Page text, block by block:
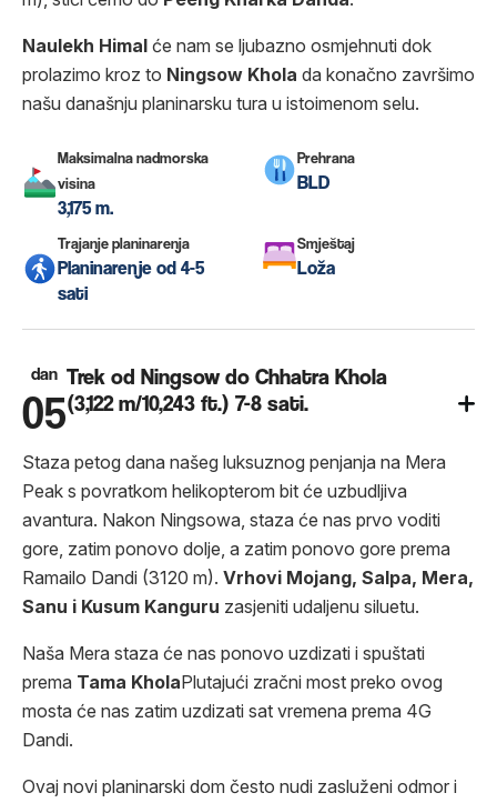
Naulekh Himal će nam se ljubazno osmjehnuti dok
prolazimo kroz to Ningsow Khola da konačno završimo
našu današnju planinarsku tura u istoimenom selu.
Maksimalna nadmorska
visina
3,175 m.
Prehrana
BLD
Trajanje planinarenja
Planinarenje od 4-5
sati
Smještaj
Loža
dan
05
Trek od Ningsow do Chhatra Khola
(3,122 m/10,243 ft.) 7-8 sati.
Staza petog dana našeg luksuznog penjanja na Mera
Peak s povratkom helikopterom bit će uzbudljiva
avantura. Nakon Ningsowa, staza će nas prvo voditi
gore, zatim ponovo dolje, a zatim ponovo gore prema
Ramailo Dandi (3120 m). Vrhovi Mojang, Salpa, Mera,
Sanu i Kusum Kanguru zasjeniti udaljenu siluetu.
Naša Mera staza će nas ponovo uzdizati i spuštati
prema Tama KholaPlutajući zračni most preko ovog
mosta će nas zatim uzdizati sat vremena prema 4G
Dandi.
Ovaj novi planinarski dom često nudi zasluženi odmor i